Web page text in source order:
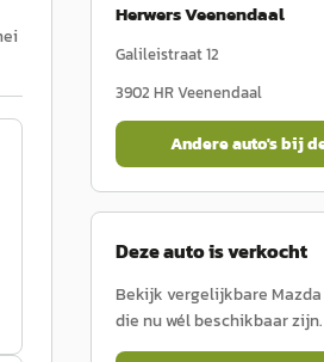
Herwers Veenendaal
Galileistraat 12
3902 HRVeenendaal
Andere auto's bij
Deze auto is verkocht
Bekijk vergelijkbare Mazda
die nu wél beschikbaar zijn.